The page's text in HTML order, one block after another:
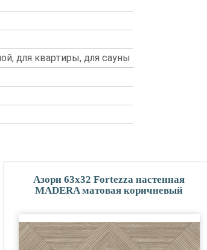
для квартиры, для сауны
Азори 63x32 Fortezza настенная
MADERA матовая коричневый